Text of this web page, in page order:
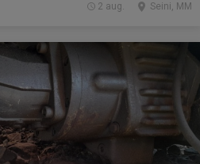
Seini, MM
2 aug.